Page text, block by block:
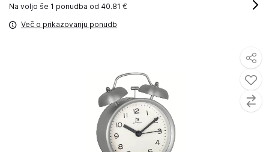
Na voljo še 1 ponudba od 40.81 €
Več o prikazovanju ponudb